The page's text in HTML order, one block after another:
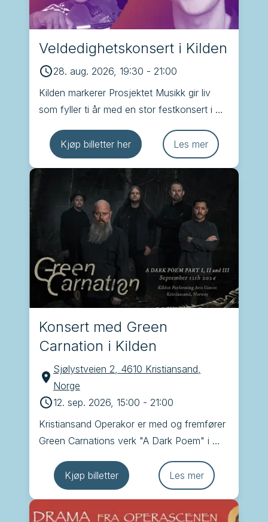
Veldedighetskonsert i Kilden
28. aug. 2026, 19:30 - 21:00
Kilden markerer Prosjektet Musikk gir liv
som fyller ti år med en stor festkonsert i
Operakor er en av deltakerne
Kjøp billetter her Les mer
Konsert med Green
Carnation i Kilden
Sjølystveien 2, 4610 Kristiansand,
Norge
12. sep. 2026, 15:00 - 21:00
Kristiansand Operakor er med og fremfører
Green Carnations verk "A Dark Poem" i
Kjøp billetter
Les mer